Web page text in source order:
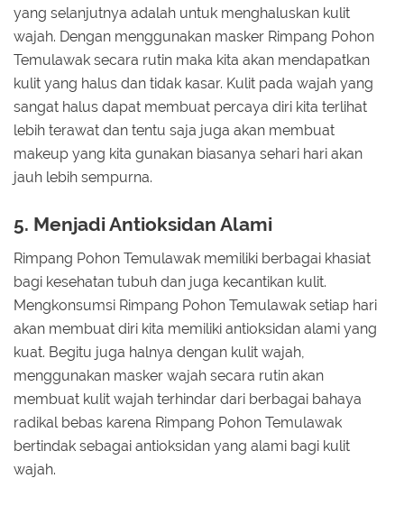
yang selanjutnya adalah untuk menghaluskan kulit
wajah. Dengan menggunakan masker Rimpang Pohon
Temulawak secara rutin maka kita akan mendapatkan
kulit yang halus dan tidak kasar. Kulit pada wajah yang
sangat halus dapat membuat percaya diri kita terlihat
lebih terawat dan tentu saja juga akan membuat
makeup yang kita gunakan biasanya sehari hari akan
jauh lebih sempurna.
5. Menjadi Antioksidan Alami
Rimpang Pohon Temulawak memiliki berbagai khasiat
bagi kesehatan tubuh dan juga kecantikan kulit.
Mengkonsumsi Rimpang Pohon Temulawak setiap hari
akan membuat diri kita memiliki antioksidan alami yang
kuat. Begitu juga halnya dengan kulit wajah,
menggunakan masker wajah secara rutin akan
membuat kulit wajah terhindar dari berbagai bahaya
radikal bebas karena Rimpang Pohon Temulawak
bertindak sebagai antioksidan yang alami bagi kulit
wajah.